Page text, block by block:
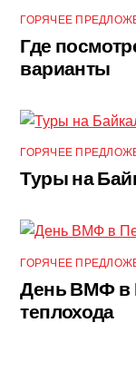
ГОРЯЧЕЕ
Где
варианты
ГОРЯЧЕЕ
Туры на
ГОРЯЧЕЕ
День ВМФ в
теплохода